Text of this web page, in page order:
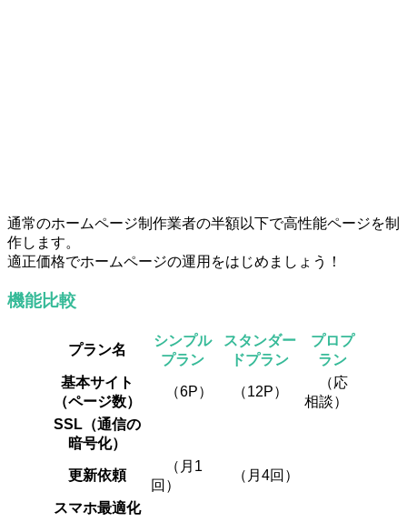
通常のホームページ制作業者の半額以下で高性能ページを制
作します。
適正価格でホームページの運用をはじめましょう！
機能比較
プラン名
シンプル
プラン
スタンダー
ドプラン
プロプ
ラン
基本サイト
（ページ数）
（6P） （12P）
（応
相談）
SSL（通信の
暗号化）
更新依頼
（月1
回）
（月4回）
スマホ最適化